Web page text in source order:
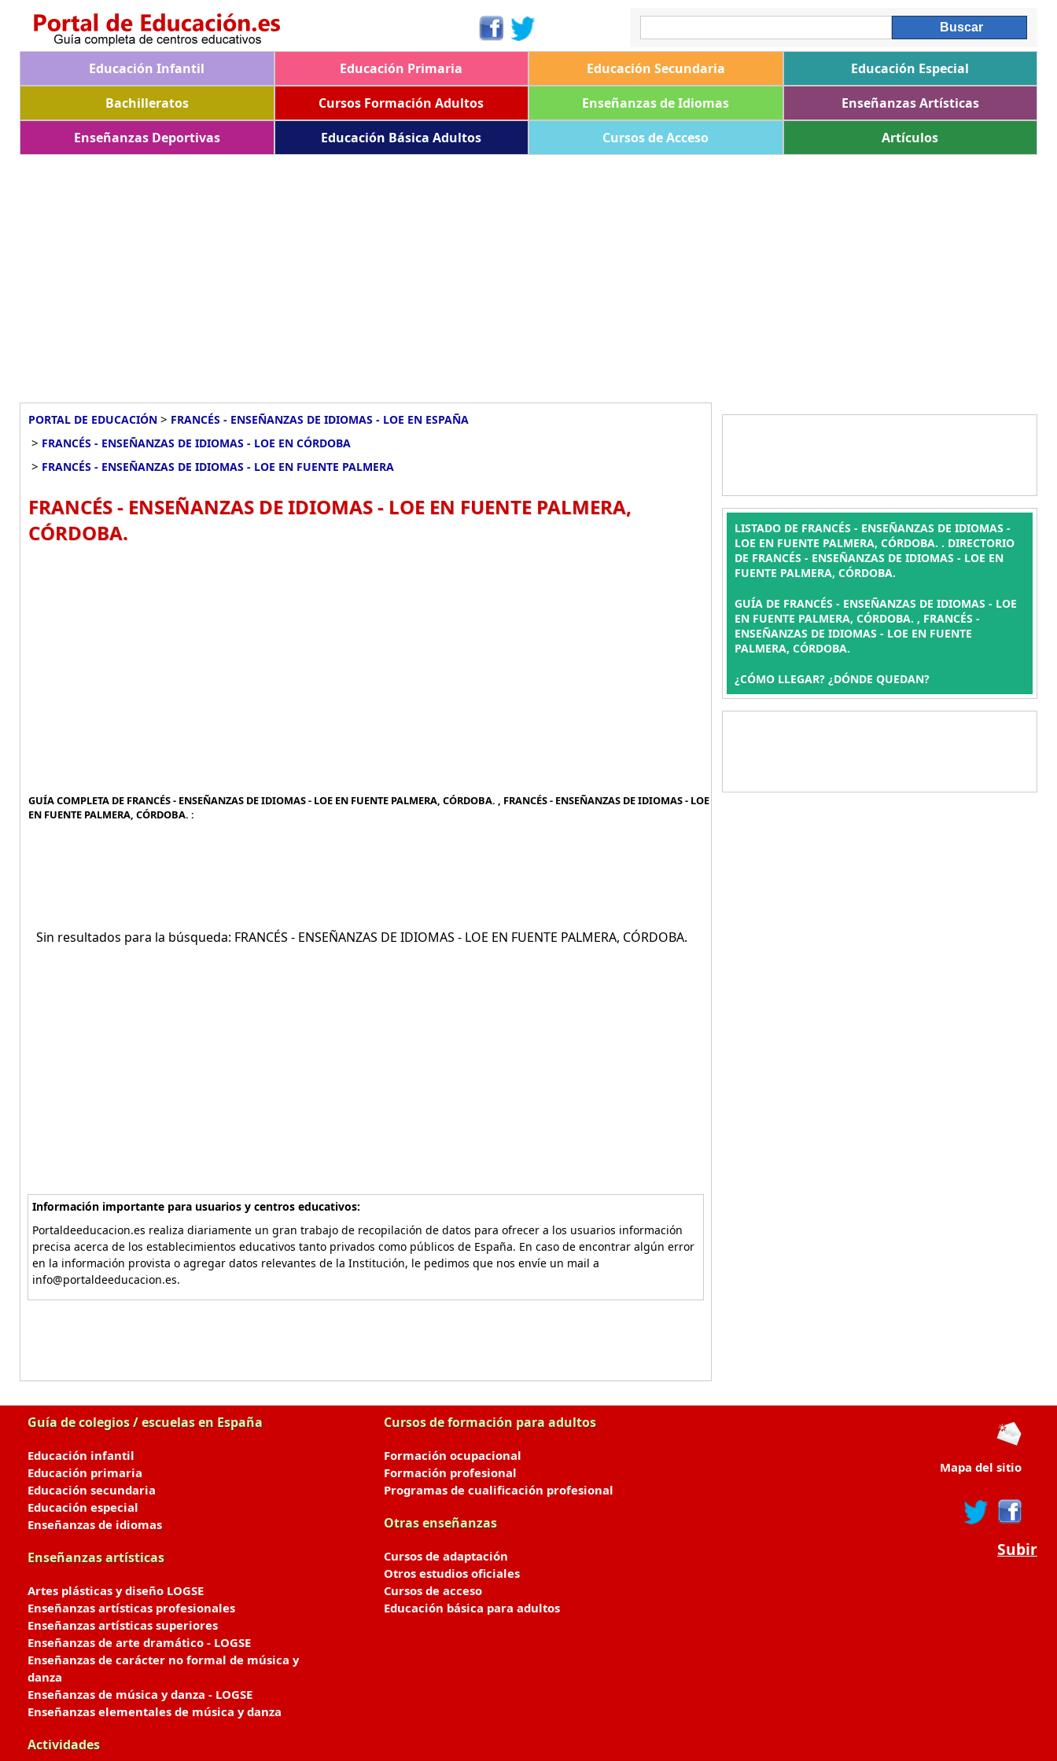
Educación Infantil Educación Primaria Educación Secundaria
Educación Especial
Bachilleratos
Cursos Formación Adultos Enseñanzas de Idiomas
Enseñanzas Artísticas
Enseñanzas Deportivas
Educación Básica Adultos Cursos de Acceso Artículos
PORTAL DE EDUCACIÓN > FRANCÉS - ENSEÑANZAS DE IDIOMAS - LOE EN ESPAÑA
> FRANCÉS - ENSEÑANZAS DE IDIOMAS - LOE EN CÓRDOBA
> FRANCÉS - ENSEÑANZAS DE IDIOMAS - LOE EN FUENTE PALMERA
FRANCÉS - ENSEÑANZAS DE IDIOMAS - LOE EN FUENTE PALMERA,
CÓRDOBA.
GUÍA COMPLETA DE FRANCÉS - ENSEÑANZAS DE IDIOMAS - LOE EN FUENTE PALMERA, CÓRDOBA. , FRANCÉS - ENSEÑANZAS DE IDIOMAS - LOE
EN FUENTE PALMERA, CÓRDOBA. :
Sin resultados para la búsqueda: FRANCÉS - ENSEÑANZAS DE IDIOMAS - LOE EN FUENTE PALMERA, CÓRDOBA.
Información importante para usuarios y centros educativos:
Portaldeeducacion.es realiza diariamente un gran trabajo de recopilación de datos para ofrecer a los usuarios información
precisa acerca de los establecimientos educativos tanto privados como públicos de España. En caso de encontrar algún error
en la información provista o agregar datos relevantes de la Institución, le pedimos que nos envíe un mail a
info@portaldeeducacion.es.
LISTADO DE FRANCÉS - ENSEÑANZAS DE IDIOMAS -
LOE EN FUENTE PALMERA, CÓRDOBA. . DIRECTORIO
DE FRANCÉS - ENSEÑANZAS DE IDIOMAS - LOE EN
FUENTE PALMERA, CÓRDOBA.
GUÍA DE FRANCÉS - ENSEÑANZAS DE IDIOMAS - LOE
EN FUENTE PALMERA, CÓRDOBA. , FRANCÉS -
ENSEÑANZAS DE IDIOMAS - LOE EN FUENTE
PALMERA, CÓRDOBA.
¿CÓMO LLEGAR? ¿DÓNDE QUEDAN?
Guía de colegios / escuelas en España
Educación infantil
Educación primaria
Educación secundaria
Educación especial
Enseñanzas de idiomas
Enseñanzas artísticas
Artes plásticas y diseño LOGSE
Enseñanzas artísticas profesionales
Enseñanzas artísticas superiores
Enseñanzas de arte dramático - LOGSE
Enseñanzas de carácter no formal de música y
danza
Enseñanzas de música y danza - LOGSE
Enseñanzas elementales de música y danza
Actividades
Cursos de formación para adultos
Formación ocupacional
Formación profesional
Programas de cualificación profesional
Otras enseñanzas
Cursos de adaptación
Otros estudios oficiales
Cursos de acceso
Educación básica para adultos
Mapa del sitio
Subir